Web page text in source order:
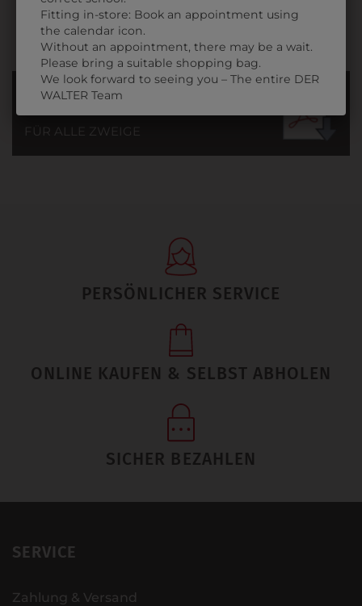
INFORMATIONSFOLDER
FÜR ALLE ZWEIGE
PERSÖNLICHER SERVICE
ONLINE KAUFEN & SELBST ABHOLEN
SICHER BEZAHLEN
SERVICE
Zahlung & Versand
Fitting in-store: Book an appointment using
the calendar icon.
Without an appointment, there may be a wait.
Please bring a suitable shopping bag.
We look forward to seeing you – The entire DER
WALTER Team